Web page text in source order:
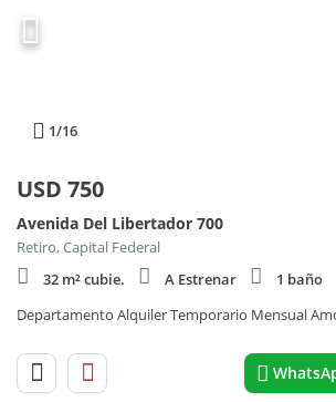
1/16
USD 750
Avenida Del Libertador 700
Retiro, Capital Federal
32 m² cubie.
A Estrenar
1 baño